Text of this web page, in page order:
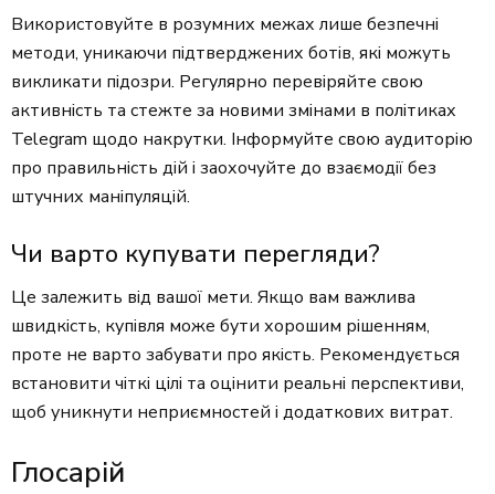
Використовуйте в розумних межах лише безпечні
методи, уникаючи підтверджених ботів, які можуть
викликати підозри. Регулярно перевіряйте свою
активність та стежте за новими змінами в політиках
Telegram щодо накрутки. Інформуйте свою аудиторію
про правильність дій і заохочуйте до взаємодії без
штучних маніпуляцій.
Чи варто купувати перегляди?
Це залежить від вашої мети. Якщо вам важлива
швидкість, купівля може бути хорошим рішенням,
проте не варто забувати про якість. Рекомендується
встановити чіткі цілі та оцінити реальні перспективи,
щоб уникнути неприємностей і додаткових витрат.
Глосарій